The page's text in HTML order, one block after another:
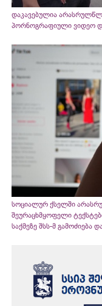
დაკავებულია
პორნოგრაფიული ვიდეო
სოციალურ ქსელში
შეურაცხმყოფელი
საქმეზე შსს-მ გამოძიება